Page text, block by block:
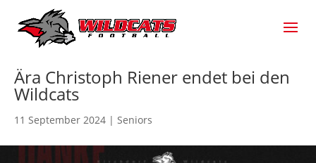
Ära Christoph Riener endet bei den
Wildcats
11 September 2024 | Seniors